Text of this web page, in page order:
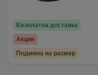
Безплатна доставка
Акция
Подмяна на размер